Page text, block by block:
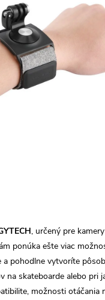
, určený pre
ponúka ešte viac
a pohodlne vytvoríte
na skateboarde alebo pri
možnosti otáčania